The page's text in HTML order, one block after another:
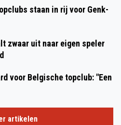
staan in rij voor Genk-
zwaar uit naar eigen speler
voor Belgische topclub: "Een
artikelen